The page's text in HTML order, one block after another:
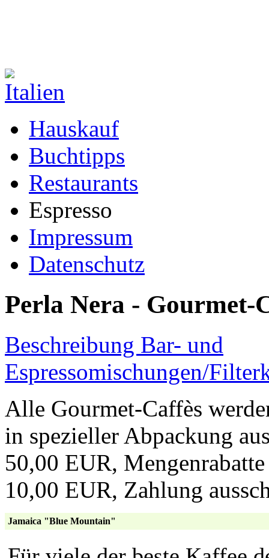
Hauskauf
Buchtipps
Restaurants
Espresso
Impressum
Datenschutz
Perla Nera - Gourmet-
Beschreibung Bar- und
Espressomischungen/
Alle Gourmet-Caffès
in spezieller Abpackung
50,00 EUR,
10,00 EUR, Zahlung
Jamaica "Blue Mountain"